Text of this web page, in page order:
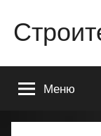
содержимому
строительстве
ремонте
Меню